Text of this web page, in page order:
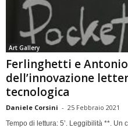
Art Gallery
Ferlinghetti e
dell’innovazione
tecnologica
Daniele Corsini - 25 Febbraio 2021
Tempo di lettura: 5’. Leggibilità **.